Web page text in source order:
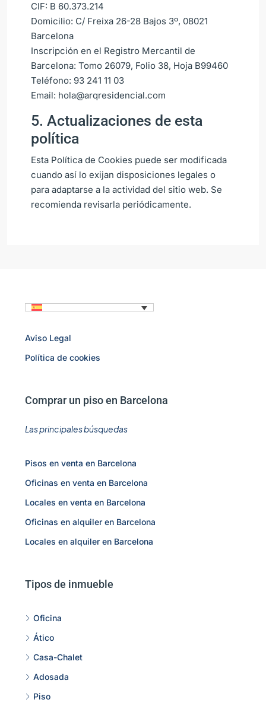
CIF: B 60.373.214
Domicilio: C/ Freixa 26-28 Bajos 3º, 08021
Barcelona
Inscripción en el Registro Mercantil de
Barcelona: Tomo 26079, Folio 38, Hoja B99460
Teléfono: 93 241 11 03
Email: hola@arqresidencial.com
5. Actualizaciones de esta
política
Esta Política de Cookies puede ser modificada
cuando así lo exijan disposiciones legales o
para adaptarse a la actividad del sitio web. Se
recomienda revisarla periódicamente.
Aviso Legal
Política de cookies
Comprar un piso en Barcelona
Las principales búsquedas
Pisos en venta en Barcelona
Oficinas en venta en Barcelona
Locales en venta en Barcelona
Oficinas en alquiler en Barcelona
Locales en alquiler en Barcelona
Tipos de inmueble
Oficina
Ático
Casa-Chalet
Adosada
Piso